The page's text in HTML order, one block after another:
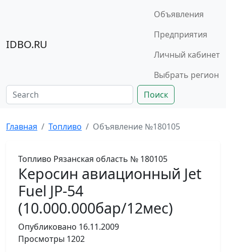
IDBO.RU
Объявления
Предприятия
Личный кабинет
Выбрать регион
Поиск
Главная Топливо Объявление №180105
Топливо Рязанская область № 180105
Керосин авиационный Jet
Fuel JP-54
(10.000.000бар/12мес)
Опубликовано 16.11.2009
Просмотры 1202